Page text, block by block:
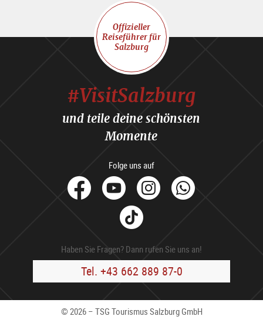
Offizieller
Reiseführer für
Salzburg
#VisitSalzburg
und teile deine schönsten
Momente
Folge uns auf
facebook
YoutubeInstagram
Tik
Tok
Haben Sie Fragen? Dann rufen Sie uns an!
Tel. +43 662 889 87-0
© 2026 – TSG Tourismus Salzburg GmbH